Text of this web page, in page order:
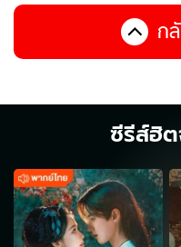
ก
ซีรีส์ฮิ